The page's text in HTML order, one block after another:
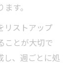
す。
リストアップ
ことが大切で
し、週ごとに処